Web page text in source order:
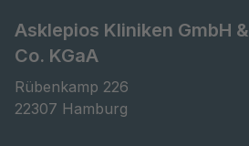
Asklepios Kliniken GmbH &
Co. KGaA
Rübenkamp 226
22307 Hamburg